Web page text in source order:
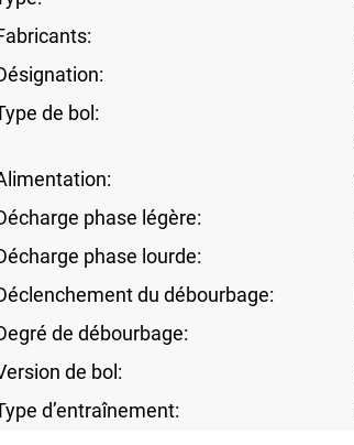
de bol:
phase légère:
phase lourde:
du débourbage:
de débourbage:
de bol:
d’entraînement: